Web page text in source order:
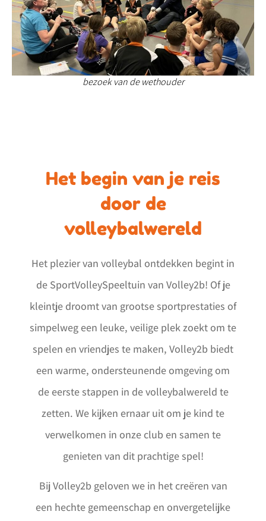
bezoek van de wethouder
Het begin van je reis
door de
volleybalwereld
Het plezier van volleybal ontdekken begint in
de SportVolleySpeeltuin van Volley2b! Of je
kleintje droomt van grootse sportprestaties of
simpelweg een leuke, veilige plek zoekt om te
spelen en vriendjes te maken, Volley2b biedt
een warme, ondersteunende omgeving om
de eerste stappen in de volleybalwereld te
zetten. We kijken ernaar uit om je kind te
verwelkomen in onze club en samen te
genieten van dit prachtige spel!
Bij Volley2b geloven we in het creëren van
een hechte gemeenschap en onvergetelijke